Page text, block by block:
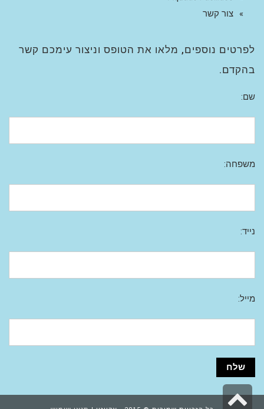
צור קשר
לפרטים נוספים, מלאו את הטופס וניצור עימכם קשר
בהקדם.
שם:
משפחה:
נייד:
מייל:
גלילה